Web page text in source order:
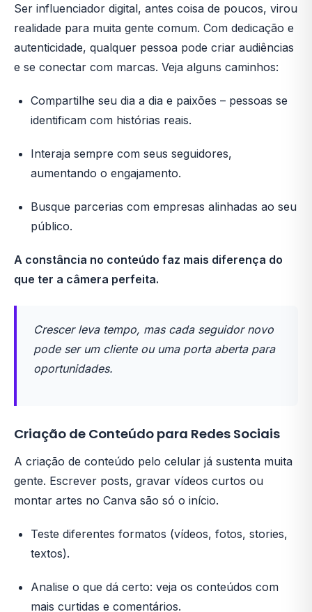
Ser influenciador digital, antes coisa de poucos, virou
realidade para muita gente comum. Com dedicação e
autenticidade, qualquer pessoa pode criar audiências
e se conectar com marcas. Veja alguns caminhos:
Compartilhe seu dia a dia e paixões – pessoas se
identificam com histórias reais.
Interaja sempre com seus seguidores,
aumentando o engajamento.
Busque parcerias com empresas alinhadas ao seu
público.
A constância no conteúdo faz mais diferença do
que ter a câmera perfeita.
Crescer leva tempo, mas cada seguidor novo
pode ser um cliente ou uma porta aberta para
oportunidades.
Criação de Conteúdo para Redes Sociais
A criação de conteúdo pelo celular já sustenta muita
gente. Escrever posts, gravar vídeos curtos ou
montar artes no Canva são só o início.
Teste diferentes formatos (vídeos, fotos, stories,
textos).
Analise o que dá certo: veja os conteúdos com
mais curtidas e comentários.